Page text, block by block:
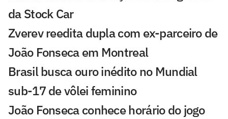
da Stock Car
Zverev reedita dupla com ex-parceiro de
João Fonseca em Montreal
Brasil busca ouro inédito no Mundial
sub-17 de vôlei feminino
João Fonseca conhece horário do jogo